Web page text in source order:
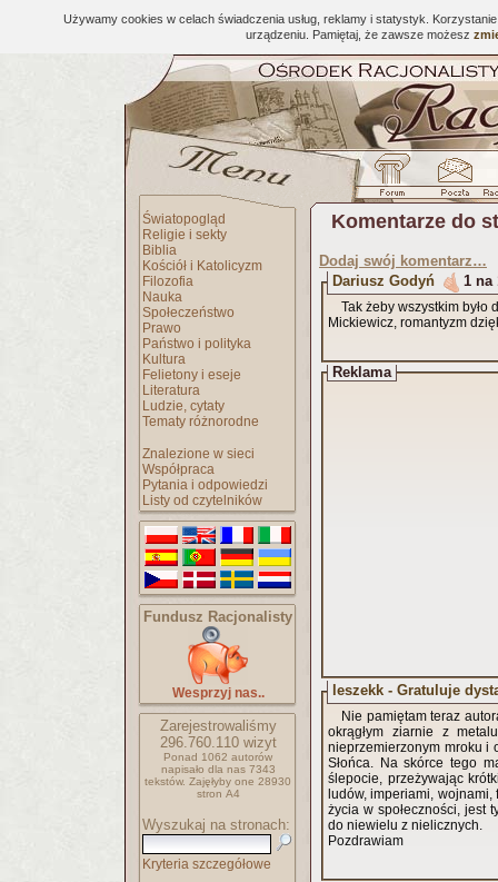
Używamy cookies w celach świadczenia usług, reklamy i statystyk.
urządzeniu. Pamiętaj, że zawsze możesz
Światopogląd
Religie i sekty
Biblia
Kościół i Katolicyzm
Filozofia
Nauka
Społeczeństwo
Prawo
Państwo i polityka
Kultura
Felietony i eseje
Literatura
Ludzie, cytaty
Tematy różnorodne
Znalezione w sieci
Współpraca
Pytania i odpowiedzi
Listy od czytelników
Fundusz Racjonalisty
Wesprzyj nas..
Zarejestrowaliśmy
296.760.110wizyt
Ponad 1062 autorów
napisało dla nas 7343
tekstów. Zajęłyby one 28930
stron A4
Wyszukaj na stronach:
Kryteria szczegółowe
Komentarze do
Dodaj swój komentarz…
Dariusz Godyń
1 na
Tak żeby wszystkim
Mickiewicz, romantyzm
Reklama
leszekk - Gratuluje
Nie pamiętam teraz
okrągłym ziarnie z
nieprzemierzonym mroku i
Słońca. Na skórce tego
ślepocie, przeżywając
ludów, imperiami,
życia w społeczności, jest
do niewielu z nielicznych.
Pozdrawiam